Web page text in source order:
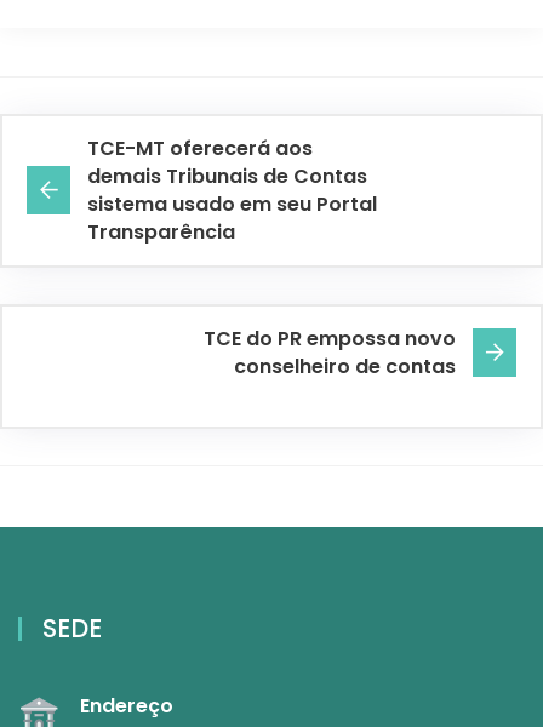
TCE-MT oferecerá aos
demais Tribunais de Contas
sistema usado em seu Portal
Transparência
TCE do PR empossa novo
conselheiro de contas
SEDE
Endereço